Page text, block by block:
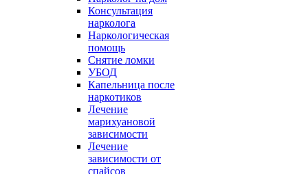
Консультация
нарколога
Наркологическая
помощь
Снятие ломки
УБОД
Капельница после
наркотиков
Лечение
марихуановой
зависимости
Лечение
зависимости от
спайсов